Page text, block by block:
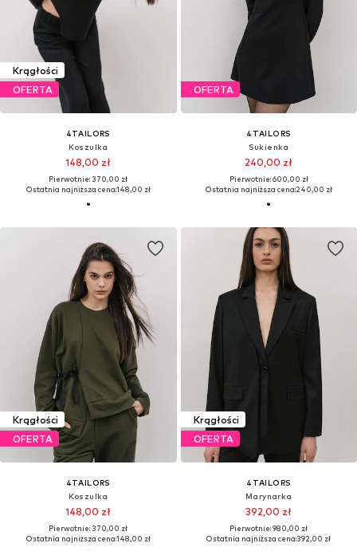
Krągłości
OFERTA
4TAILORS
Koszulka
148,00 zł
Pierwotnie: 370,00 zł
Ostatnia najniższa cena:148,00 zł
OFERTA
4TAILORS
Sukienka
240,00 zł
Pierwotnie: 600,00 zł
Ostatnia najniższa cena:240,00 zł
Krągłości
OFERTA
4TAILORS
Koszulka
148,00 zł
Pierwotnie: 370,00 zł
Ostatnia najniższa cena:148,00 zł
Krągłości
OFERTA
4TAILORS
Marynarka
392,00 zł
Pierwotnie: 980,00 zł
Ostatnia najniższa cena:392,00 zł